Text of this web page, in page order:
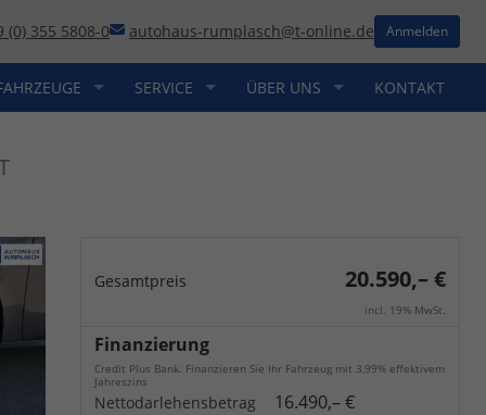
(0) 355 5808-0 autohaus-rumplasch@t-online.de Anmelden
SERVICE ÜBER UNS KONTAKT
Gesamtpreis 20.590,– €
incl. 19% MwSt.
Finanzierung
Credit Plus Bank. Finanzieren Sie Ihr Fahrzeug mit 3,99% effektivem
Jahreszins
Nettodarlehensbetrag 16.490,– €